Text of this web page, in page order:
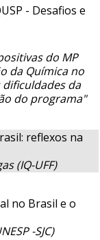
- Desafios e
do MP
da Química no
da
do programa"
reflexos na
(IQ-UFF)
no Brasil e o
-SJC)